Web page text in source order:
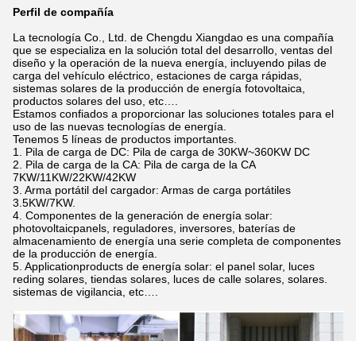
Perfil de compañía
La tecnología Co., Ltd. de Chengdu Xiangdao es una compañía
que se especializa en la solución total del desarrollo, ventas del
diseño y la operación de la nueva energía, incluyendo pilas de
carga del vehículo eléctrico, estaciones de carga rápidas,
sistemas solares de la producción de energía fotovoltaica,
productos solares del uso, etc….
Estamos confiados a proporcionar las soluciones totales para el
uso de las nuevas tecnologías de energía.
Tenemos 5 líneas de productos importantes.
1. Pila de carga de DC: Pila de carga de 30KW~360KW DC
2. Pila de carga de la CA: Pila de carga de la CA
7KW/11KW/22KW/42KW
3. Arma portátil del cargador: Armas de carga portátiles
3.5KW/7KW.
4. Componentes de la generación de energía solar:
photovoltaicpanels, reguladores, inversores, baterías de
almacenamiento de energía una serie completa de componentes
de la producción de energía.
5. Applicationproducts de energía solar: el panel solar, luces
reding solares, tiendas solares, luces de calle solares, solares.
sistemas de vigilancia, etc….